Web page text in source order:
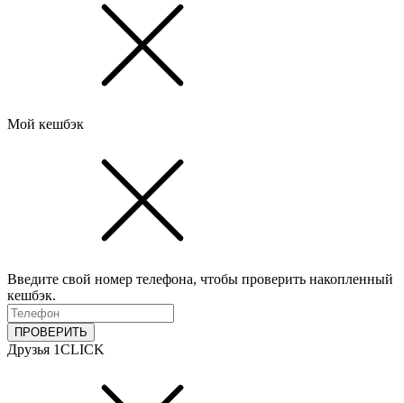
Мой кешбэк
Введите свой номер телефона, чтобы проверить накопленный
кешбэк.
ПРОВЕРИТЬ
Друзья 1CLICK